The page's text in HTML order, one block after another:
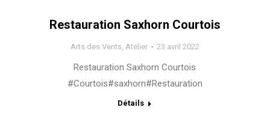
Restauration Saxhorn Courtois
Arts des Vents, Atelier 23 avril 2022
Restauration Saxhorn Courtois
#Courtois#saxhorn#Restauration
Détails